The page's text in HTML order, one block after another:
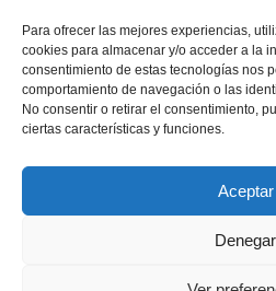
Para ofrecer las mejores experiencias,
cookies para almacenar y/o acceder a la
consentimiento de estas tecnologías nos
comportamiento de navegación o las
No consentir o retirar el consentimiento,
ciertas características y funciones.
Aceptar
Denegar